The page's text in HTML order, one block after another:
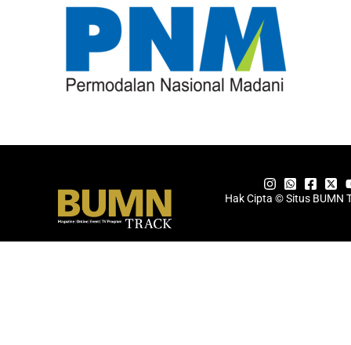
Hak Cipta © Situs BUMN